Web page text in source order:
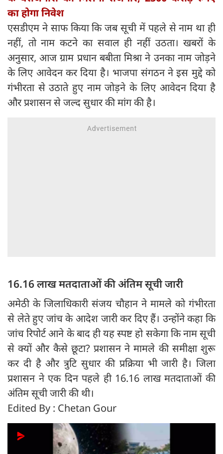
का होगा निवेश
एसडीएम ने साफ किया कि जब सूची में पहले से नाम था ही
नहीं, तो नाम कटने का सवाल ही नहीं उठता। खबरों के
अनुसार, आज ग्राम प्रधान बबीता मिश्रा ने उनका नाम जोड़ने
के लिए आवेदन कर दिया है। भाजपा संगठन ने इस मुद्दे को
गंभीरता से उठाते हुए नाम जोड़ने के लिए आवेदन दिया है
और प्रशासन से जल्द सुधार की मांग की है।
16.16 लाख मतदाताओं की अंतिम सूची जारी
अमेठी के जिलाधिकारी संजय चौहान ने मामले को गंभीरता
से लेते हुए जांच के आदेश जारी कर दिए हैं। उन्होंने कहा कि
जांच रिपोर्ट आने के बाद ही यह स्पष्ट हो सकेगा कि नाम सूची
से क्यों और कैसे छूटा? प्रशासन ने मामले की समीक्षा शुरू
कर दी है और त्रुटि सुधार की प्रक्रिया भी जारी है। जिला
प्रशासन ने एक दिन पहले ही 16.16 लाख मतदाताओं की
अंतिम सूची जारी की थी।
Edited By : Chetan Gour